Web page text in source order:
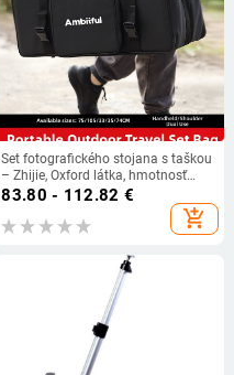
Set fotografického stojana s taškou
– Zhijie, Oxford látka, hmotnosť
1,64 kg, všeobecná kompatibilita
83.80 - 112.82 €
add_shopping_cart